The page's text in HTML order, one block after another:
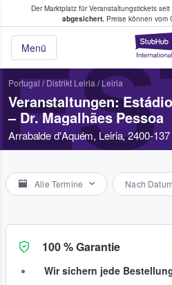
Der Marktplatz für Veranstaltungstickets seit
abgesichert.Preise können vom
Menü
Tickets kaufen &
Portugal/Distrikt Leiria /Leiria
Veranstaltungen:
– Dr. Magalhães Pessoa
Arrabalde d'Aquém, Leiria, 2400-137
Alle Termine Nach
100 % Garantie
Wir sichern jede